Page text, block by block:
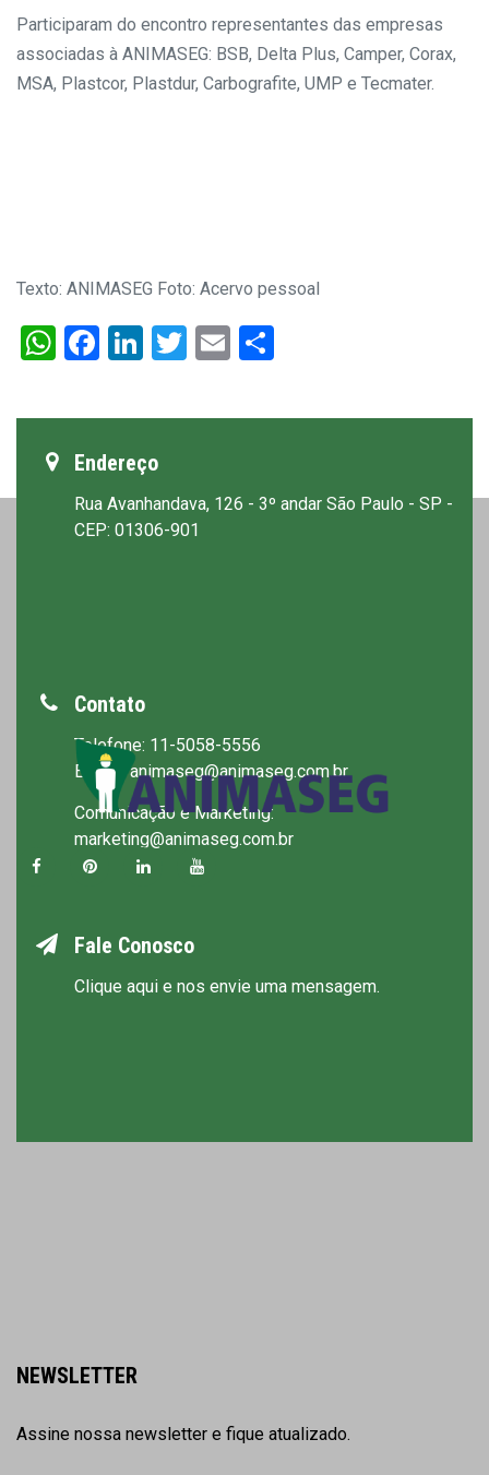
Participaram do encontro representantes das empresas
associadas à ANIMASEG: BSB, Delta Plus, Camper, Corax,
MSA, Plastcor, Plastdur, Carbografite, UMP e Tecmater.
Texto: ANIMASEG Foto: Acervo pessoal
WhatsApp
Facebook
LinkedIn
Twitter
Email
Endereço
Rua Avanhandava, 126 - 3º andar São Paulo - SP -
CEP: 01306-901
Contato
Telefone: 11-5058-5556
E-mail: animaseg@animaseg.com.br
Comunicação e Marketing:
marketing@animaseg.com.br
Fale Conosco
Clique aqui e nos envie uma mensagem.
NEWSLETTER
Assine nossa newsletter e fique atualizado.